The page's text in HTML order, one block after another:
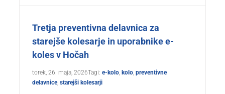
Tretja preventivna delavnica za
starejše kolesarje in uporabnike e-
koles v Hočah
torek, 26. maja, 2026Tagi: e-kolo, kolo, preventivne
delavnice, starejši kolesarji